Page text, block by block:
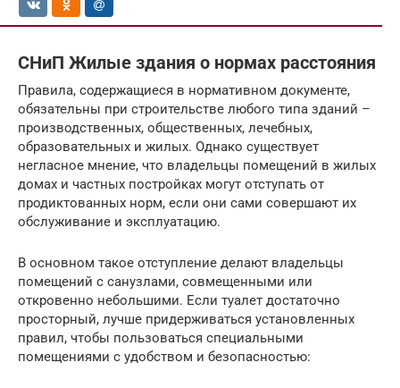
СНиП Жилые здания о нормах расстояния
Правила, содержащиеся в нормативном документе,
обязательны при строительстве любого типа зданий –
производственных, общественных, лечебных,
образовательных и жилых. Однако существует
негласное мнение, что владельцы помещений в жилых
домах и частных постройках могут отступать от
продиктованных норм, если они сами совершают их
обслуживание и эксплуатацию.
В основном такое отступление делают владельцы
помещений с санузлами, совмещенными или
откровенно небольшими. Если туалет достаточно
просторный, лучше придерживаться установленных
правил, чтобы пользоваться специальными
помещениями с удобством и безопасностью: